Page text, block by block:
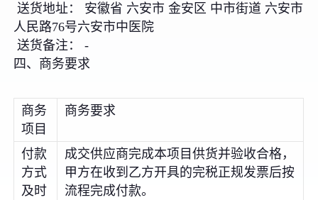
送货地址： 安徽省 六安市 金安区 中市街道 六安市
人民路76号六安市中医院
送货备注： -
四、商务要求
商务
项目
商务要求
付款
方式
及时
成交供应商完成本项目供货并验收合格，
甲方在收到乙方开具的完税正规发票后按
流程完成付款。